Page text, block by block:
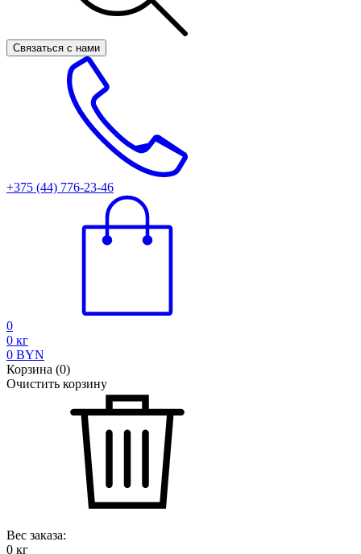
Связаться с нами
+375 (44) 776-23-46
0
0 кг
0 BYN
Корзина (0)
Очистить корзину
Вес заказа:
0 кг